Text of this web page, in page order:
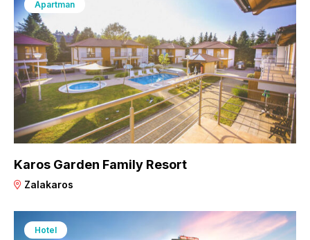
Apartman
Karos Garden Family Resort
Zalakaros
Hotel